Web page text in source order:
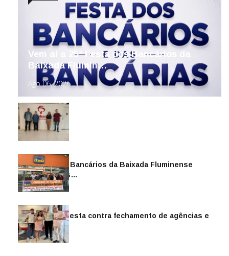
Vem aí a 25ª Festa dos Bancários da
Baixada Flumin…
Ago 06, 2026
Sindicato dos Bancários da Baixada Fluminense
reintegra mais…
Jul 14, 2026
Sindicato protesta contra fechamento de agências e
as demiss…
Mai 13, 2026